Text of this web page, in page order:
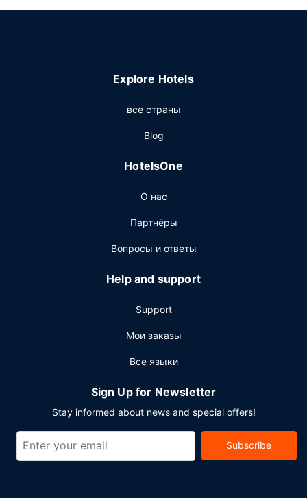
предоставляет дополнительные услуги и удобства:
Когда вы проголодаетесь, этот отель приглашает вас в
завтрак по выходным. Тем, кому не хочется покидать
конце дня вы можете расслабиться в баре/лаунже или
ежедневно с 07:00 до 10:00 за дополнительную плату.
химчистка или прачечная, круглосуточная работа
стойки регистрации и хранение багажа.
Предоставляется бесплатная самостоятельная
Explore Hotels
все страны
Blog
HotelsOne
О нас
Партнёры
Вопросы и ответы
Help and support
Support
Мои заказы
Все языки
Sign Up for Newsletter
Stay informed about news and special offers!
Subscribe